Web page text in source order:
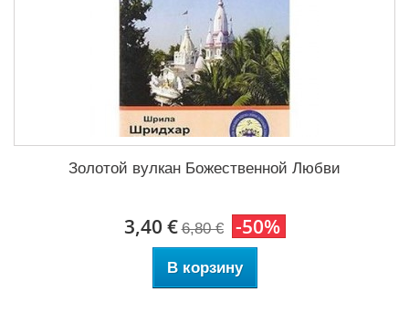
Золотой вулкан Божественной Любви
3,40 € 6,80 € -50%
В корзину